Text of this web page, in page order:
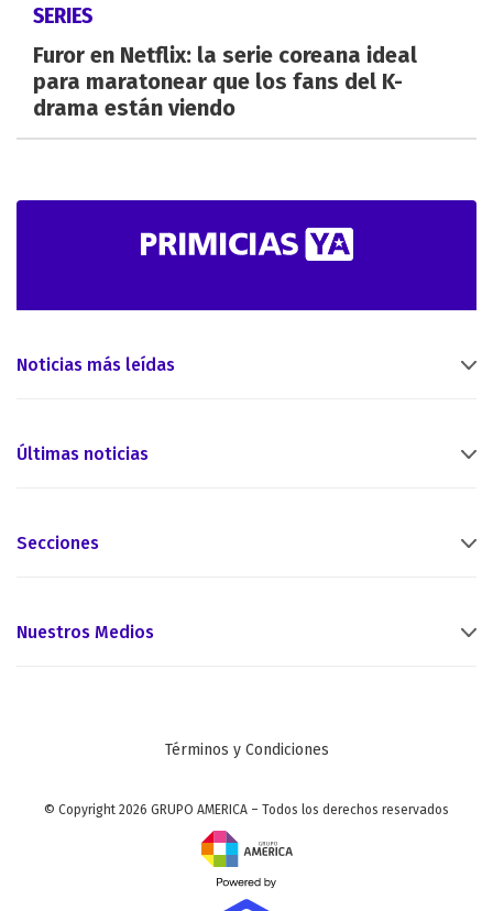
SERIES
Furor en Netflix: la serie coreana ideal
para maratonear que los fans del K-
drama están viendo
Noticias más leídas
Últimas noticias
Secciones
Nuestros Medios
Términos y Condiciones
© Copyright 2026 GRUPO AMERICA – Todos los derechos reservados